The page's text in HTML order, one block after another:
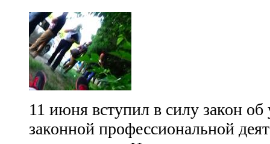
11 июня вступил в силу закон об
законной профессиональной